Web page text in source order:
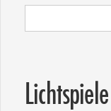
Lichtspiele